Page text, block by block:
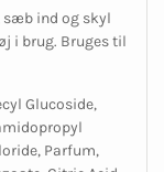
sæb ind og skyl
i brug. Bruges til
Glucoside,
Parfum,